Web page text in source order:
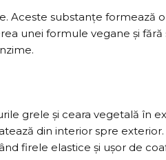
Aceste substanțe formează o
unei formule vegane și fără
grele și ceara vegetală în
din interior spre
firele elastice și ușor de